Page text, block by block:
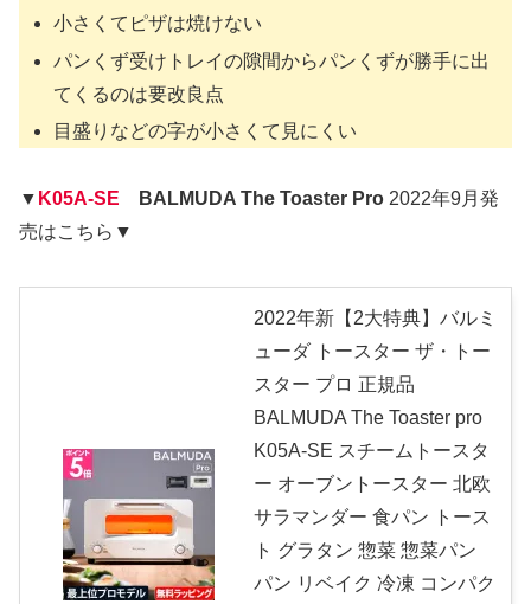
小さくてピザは焼けない
パンくず受けトレイの隙間からパンくずが勝手に出
てくるのは要改良点
目盛りなどの字が小さくて見にくい
▼ K05A-SE BALMUDA The Toaster Pro 2022年9月発
売はこちら▼
2022年新【2大特典】バルミ
ューダ トースター ザ・トー
スター プロ 正規品
BALMUDA The Toaster pro
K05A-SE スチームトースタ
ー オーブントースター 北欧
サラマンダー 食パン トース
ト グラタン 惣菜 惣菜パン
パン リベイク 冷凍 コンパク